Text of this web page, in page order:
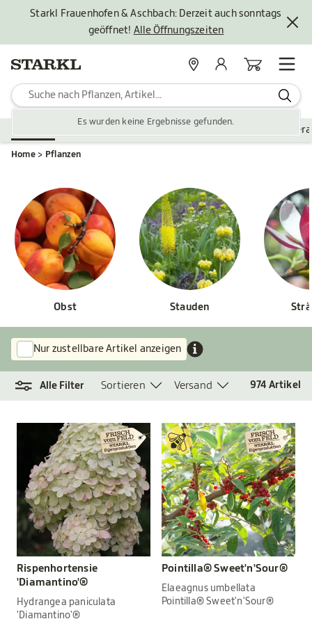
Starkl Frauenhofen & Aschbach: Derzeit auch sonntags
geöffnet! Alle Öffnungszeiten
Es wurden keine Ergebnisse gefunden.
StandorteMein KontoWarenkorb
Zubehör Gartengestaltung
Home Pflanzen
Obst Stauden
Nur zustellbare Artikel anzeigen
Alle Filter Sortieren Versand 974 Artikel
Rispenhortensie
'Diamantino'®
Hydrangea paniculata
'Diamantino'®
Pointilla® Sweet'n'Sour®
Elaeagnus umbellata
Pointilla® Sweet'n'Sour®